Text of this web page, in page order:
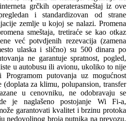
grčkih operaterasmeštaj iz ove
i standardizovan od strane
zemlje u kojoj se nalazi. Promena
smeštaja, tretiraće se kao otkaz
već potvdjenih rezevacija (zamena
ulaska i slično) su 500 dinara po
ne garantuje spratnost, pogled,
u autobusu ili avionu, ukoliko to nije
Programom putovanja uz mogućnost
(doplata za klimu, polupansion, transfer
u cenovniku, ne odobravaju se
je naglašeno postojanje Wi Fi-a,
garantovati kvalitet i brzinu protoka
nedovoljnog broja putnika na prevozu,